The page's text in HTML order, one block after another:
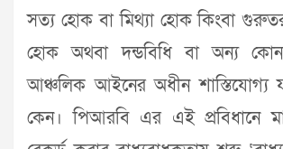
সত্য হোক বা মিথ্যা হোক কিংবা
হোক অথবা দন্ডবিধি বা অন্য
আঞ্চলিক আইনের অধীন শাস্তিযোগ্য
কেন। পিআরবি এর এই প্রবিধানে